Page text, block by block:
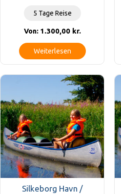
5 Tage Reise
Von: 1.300,00 kr.
Weiterlesen
Silkeborg Havn /